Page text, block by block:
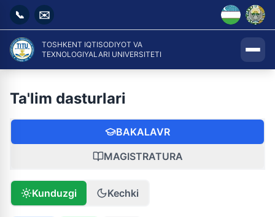
📞 ✉️
TOSHKENT IQTISODIYOT VA
TEXNOLOGIYALARI UNIVERSITETI
Ta'lim dasturlari
BAKALAVR
MAGISTRATURA
Kunduzgi Kechki